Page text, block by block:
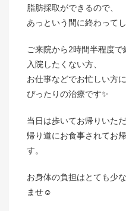
脂肪採取ができるので、
あっという間に終わって
ご来院から2時間半程度で
入院したくない方、
お仕事などでお忙しい方
ぴったりの治療です✨
当日は歩いてお帰りいただ
帰り道にお食事されてお
す。
お身体の負担はとても少
ませ☺️